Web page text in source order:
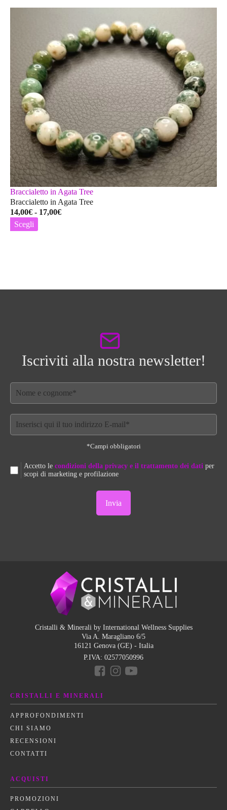
Braccialetto in Agata Tree
Braccialetto in Agata Tree
14,00€ - 17,00€Fascia
Scegli
del
prodotto
Iscriviti alla nostra newsletter!
*Campi obbligatori
Accetto le condizioni della privacy e il trattamento dei dati per
scopi di marketing e profilazione
Cristalli & Minerali by International Wellness Supplies
Via A. Maragliano 6/5
16121 Genova (GE) - Italia
P.IVA: 02577050996
CRISTALLI E MINERALI
APPROFONDIMENTI
CHI SIAMO
RECENSIONI
CONTATTI
ACQUISTI
PROMOZIONI